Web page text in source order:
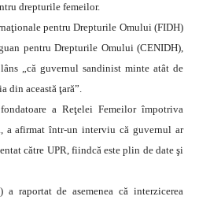
drepturile femeilor.
pentru Drepturile Omului (FIDH)
pentru Drepturile Omului (CENIDH),
„că guvernul sandinist minte atât de
din această ţară”.
a Reţelei Femeilor împotriva
a afirmat într-un interviu că guvernul ar
către UPR, fiindcă este plin de date şi
a raportat de asemenea că interzicerea